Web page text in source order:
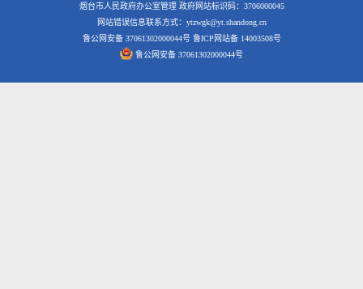
烟台市人民政府办公室管理 政府网站标识码：3706000045
网站错误信息联系方式：ytzwgk@yt.shandong.cn
鲁公网安备 37061302000044号 鲁ICP网站备 14003508号
鲁公网安备 37061302000044号